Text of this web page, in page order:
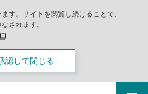
す。サイトを閲覧し続けることで、
されます。
認して閉じる